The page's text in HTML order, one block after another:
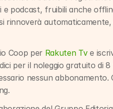
podcast, fruibili anche
rinnoverà
Coop per Rakuten Tv e
per il noleggio gratuito di
nessun